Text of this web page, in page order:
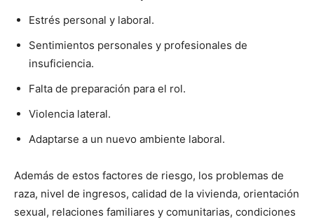
Estrés personal y laboral.
Sentimientos personales y profesionales de
insuficiencia.
Falta de preparación para el rol.
Violencia lateral.
Adaptarse a un nuevo ambiente laboral.
Además de estos factores de riesgo, los problemas de
raza, nivel de ingresos, calidad de la vivienda, orientación
sexual, relaciones familiares y comunitarias, condiciones